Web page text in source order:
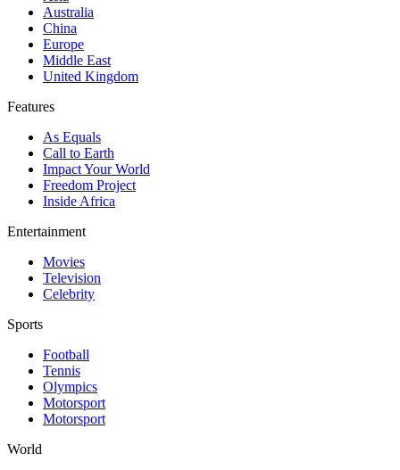
Australia
China
Europe
Middle East
United Kingdom
Features
As Equals
Call to Earth
Impact Your World
Freedom Project
Inside Africa
Entertainment
Movies
Television
Celebrity
Sports
Football
Tennis
Olympics
Motorsport
Motorsport
World